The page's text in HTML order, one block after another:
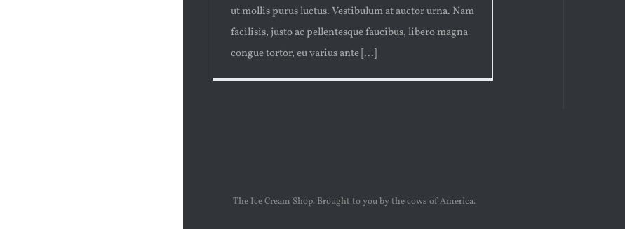
ut mollis purus luctus. Vestibulum at auctor urna. Nam
facilisis, justo ac pellentesque faucibus, libero magna
congue tortor, eu varius ante [...]
The Ice Cream Shop. Brought to you by the cows of America.